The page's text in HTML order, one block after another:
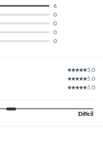
0
0
0
0
6
5.0
5.0
5.0
Difícil